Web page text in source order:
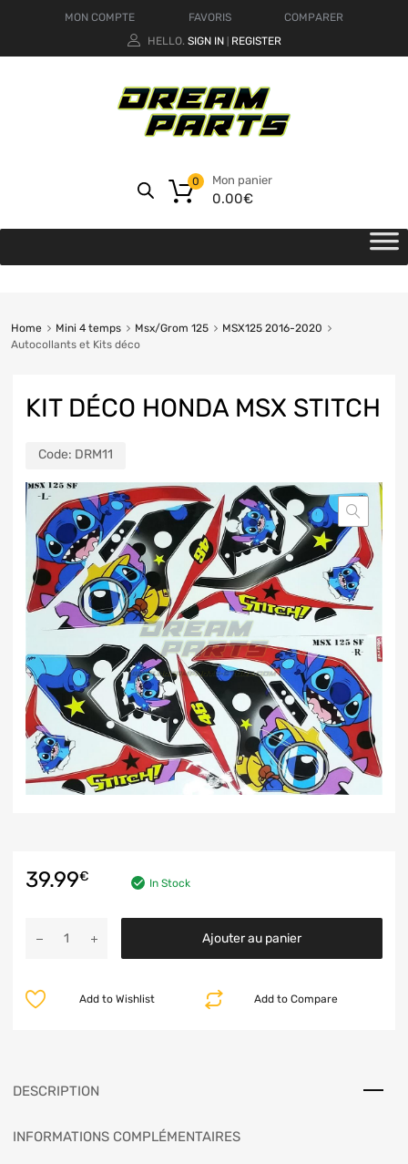
MON COMPTE FAVORIS
COMPARER
HELLO. SIGN IN REGISTER
Mon panier
0.00€
0
Home Mini 4 temps Msx/Grom 125
MSX125 2016-2020
Autocollants et Kits déco
KIT DÉCO HONDA MSX STITCH
Code: DRM11
39.99€ In Stock
Ajouter au panier
Add to Compare
Add to Wishlist
DESCRIPTION
INFORMATIONS COMPLÉMENTAIRES